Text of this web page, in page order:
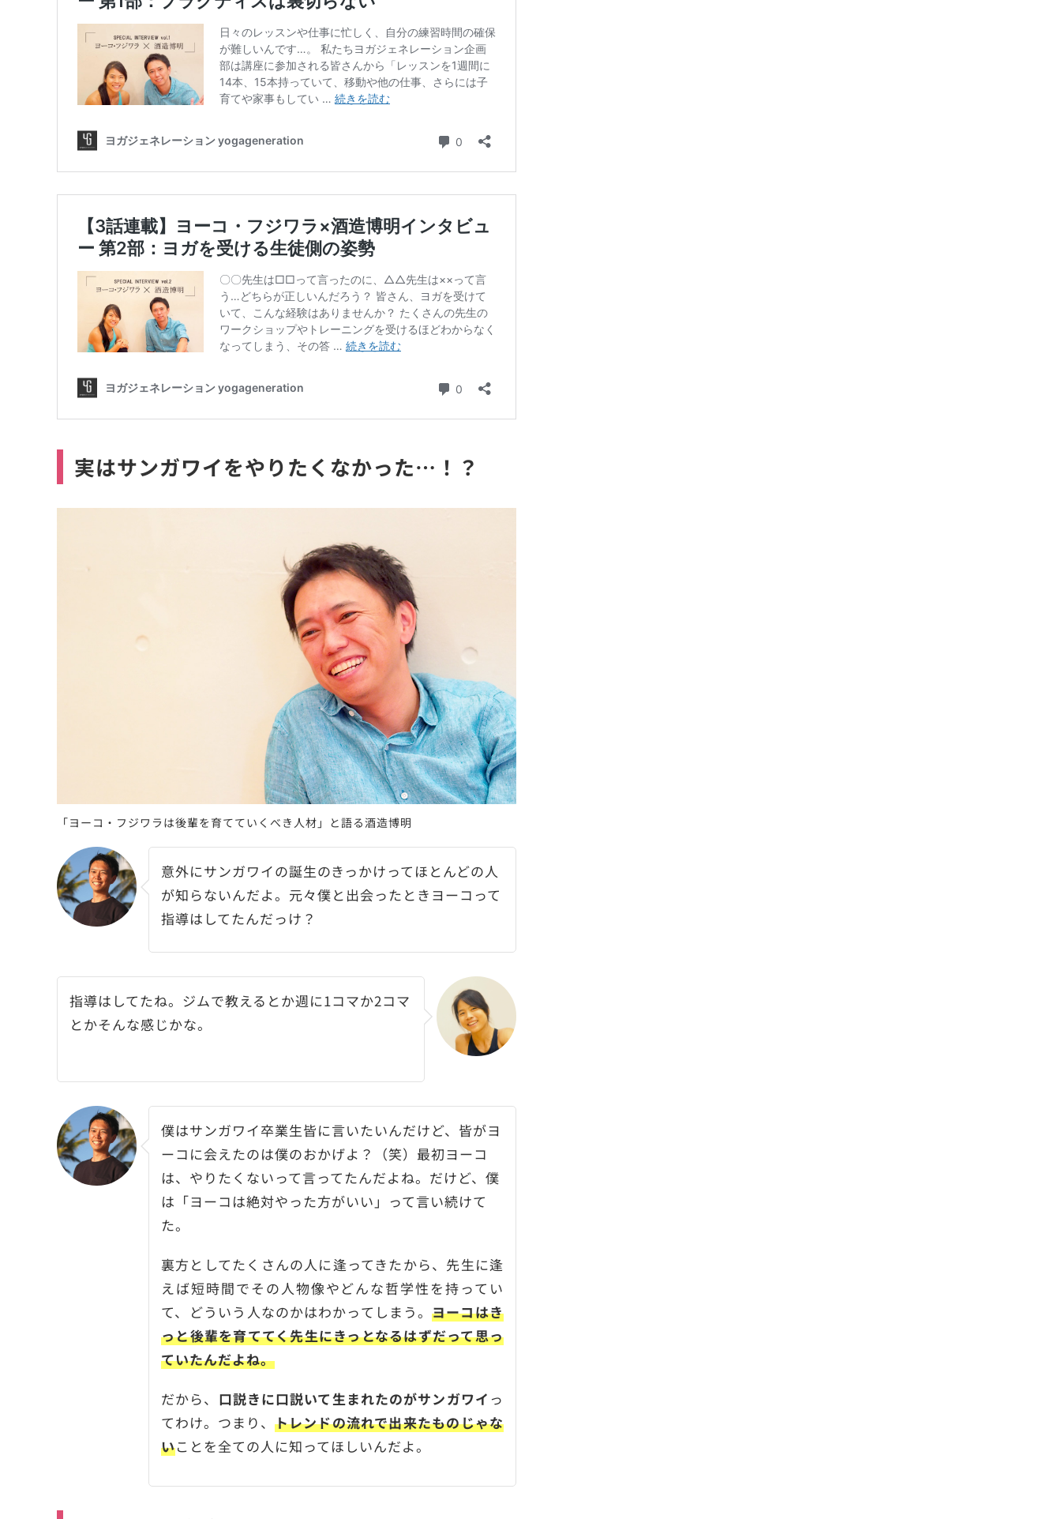
実はサンガワイをやりたくなかった…！？
「ヨーコ・フジワラは後輩を育てていくべき人材」と語る酒造博明
意外にサンガワイの誕生のきっかけってほとんどの人
が知らないんだよ。元々僕と出会ったときヨーコって
指導はしてたんだっけ？
指導はしてたね。ジムで教えるとか週に1コマか2コマ
とかそんな感じかな。
僕はサンガワイ卒業生皆に言いたいんだけど、皆がヨ
ーコに会えたのは僕のおかげよ？（笑）最初ヨーコ
は、やりたくないって言ってたんだよね。だけど、僕
は「ヨーコは絶対やった方がいい」って言い続けて
た。
裏方としてたくさんの人に逢ってきたから、先生に逢
えば短時間でその人物像やどんな哲学性を持ってい
て、どういう人なのかはわかってしまう。 ヨーコはき
っと後輩を育ててく先生にきっとなるはずだって思っ
ていたんだよね。
だから、 口説きに口説いて生まれたのがサンガワイ っ
てわけ。つまり、 トレンドの流れで出来たものじゃな
いことを全ての人に知ってほしいんだよ。